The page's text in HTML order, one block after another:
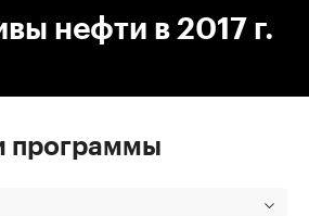
нефти в 2017 г.
программы